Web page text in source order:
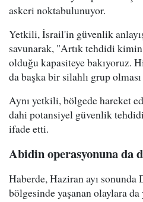
askeri noktabulunuyor.
Yetkili, İsrail'in güvenlik
savunarak, "Artık tehdidi
olduğu kapasiteye bakıyoruz.
da başka bir silahlı grup
Aynı yetkili, bölgede hareket
dahi potansiyel güvenlik
ifade etti.
Abidin operasyonuna da
Haberde, Haziran ayı sonunda
bölgesinde yaşanan olaylara